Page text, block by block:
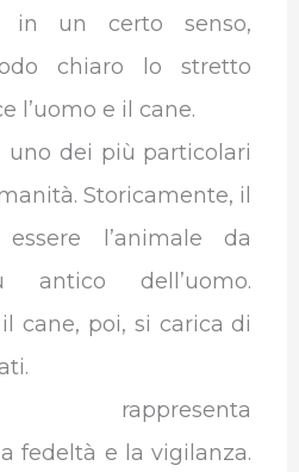
in un certo senso,
chiaro lo stretto
l’uomo e il cane.
uno dei più particolari
Storicamente, il
l’animale da
antico dell’uomo.
cane, poi, si carica di
rappresenta
fedeltà e la vigilanza.